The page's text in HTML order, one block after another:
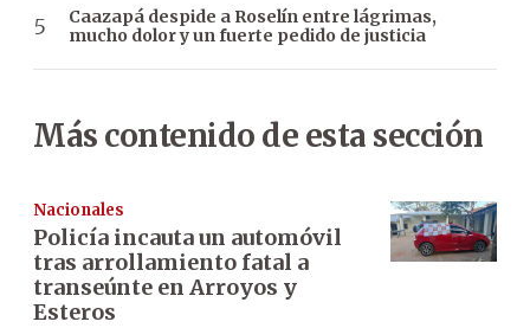
Caazapá despide a Roselín entre lágrimas,
mucho dolor y un fuerte pedido de justicia
Más contenido de esta sección
Nacionales
Policía incauta un automóvil
tras arrollamiento fatal a
transeúnte en Arroyos y
Esteros